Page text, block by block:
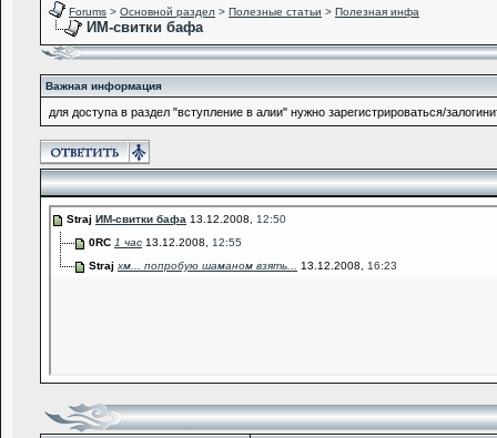
Forums > Основной раздел > Полезные статьи > Полезная инфа
ИМ-свитки бафа
Важная информация
для доступа в раздел "вступление в алии" нужно зарегистрироваться/
Straj ИМ-свитки бафа 13.12.2008, 12:50
0RC 1 час 13.12.2008, 12:55
Straj хм... попробую шаманом взять... 13.12.2008, 16:23